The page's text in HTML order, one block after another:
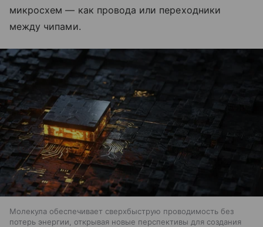
микросхем — как провода или переходники
между чипами.
Молекула обеспечивает сверхбыструю проводимость без
потерь энергии, открывая новые перспективы для создания